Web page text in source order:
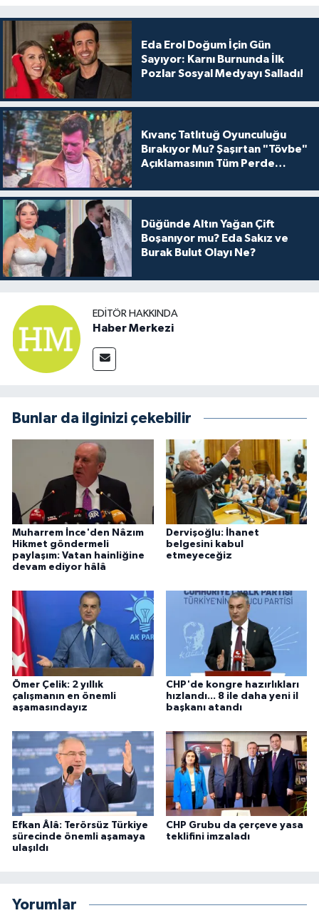
Eda Erol Doğum İçin Gün
Sayıyor: Karnı Burnunda İlk
Pozlar Sosyal Medyayı Salladı!
Kıvanç Tatlıtuğ Oyunculuğu
Bırakıyor Mu? Şaşırtan "Tövbe"
Açıklamasının Tüm Perde
Düğünde Altın Yağan Çift
Boşanıyor mu? Eda Sakız ve
Burak Bulut Olayı Ne?
EDITÖR HAKKINDA
Haber Merkezi
Bunlar da ilginizi çekebilir
Muharrem İnce'den Nâzım
Hikmet göndermeli
paylaşım: Vatan hainliğine
devam ediyor hâlâ
Dervişoğlu: İhanet
belgesini kabul
etmeyeceğiz
Ömer Çelik: 2 yıllık
çalışmanın en önemli
aşamasındayız
CHP'de kongre hazırlıkları
hızlandı... 8 ile daha yeni il
başkanı atandı
Efkan Âlâ: Terörsüz Türkiye
sürecinde önemli aşamaya
ulaşıldı
CHP Grubu da çerçeve yasa
teklifini imzaladı
Yorumlar